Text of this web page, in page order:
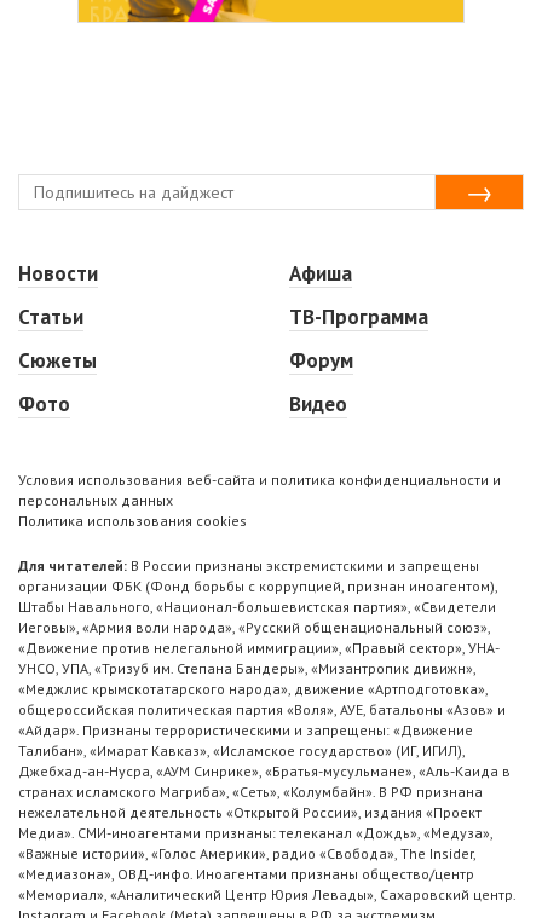
Новости
Статьи
Сюжеты
Фото
Афиша
ТВ-Программа
Форум
Видео
Условия использования веб-сайта и политика конфиденциальности и
персональных данных
Политика использования cookies
Для читателей: В России признаны экстремистскими и запрещены
организации ФБК (Фонд борьбы с коррупцией, признан иноагентом),
Штабы Навального, «Национал-большевистская партия», «Свидетели
Иеговы», «Армия воли народа», «Русский общенациональный союз»,
«Движение против нелегальной иммиграции», «Правый сектор», УНА-
УНСО, УПА, «Тризуб им. Степана Бандеры», «Мизантропик дивижн»,
«Меджлис крымскотатарского народа», движение «Артподготовка»,
общероссийская политическая партия «Воля», АУЕ, батальоны «Азов» и
«Айдар». Признаны террористическими и запрещены: «Движение
Талибан», «Имарат Кавказ», «Исламское государство» (ИГ, ИГИЛ),
Джебхад-ан-Нусра, «АУМ Синрике», «Братья-мусульмане», «Аль-Каида в
странах исламского Магриба», «Сеть», «Колумбайн». В РФ признана
нежелательной деятельность «Открытой России», издания «Проект
Медиа». СМИ-иноагентами признаны: телеканал «Дождь», «Медуза»,
«Важные истории», «Голос Америки», радио «Свобода», The Insider,
«Медиазона», ОВД-инфо. Иноагентами признаны общество/центр
«Мемориал», «Аналитический Центр Юрия Левады», Сахаровский центр.